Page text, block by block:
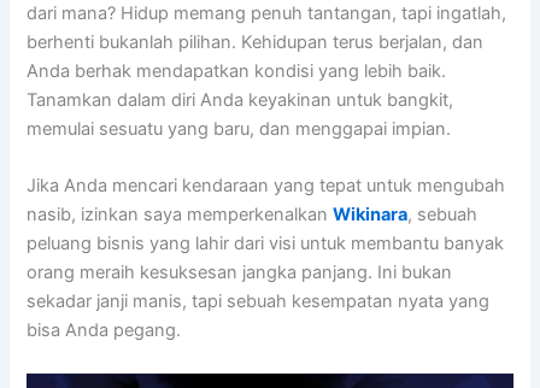
dari mana? Hidup memang penuh tantangan, tapi ingatlah,
berhenti bukanlah pilihan. Kehidupan terus berjalan, dan
Anda berhak mendapatkan kondisi yang lebih baik.
Tanamkan dalam diri Anda keyakinan untuk bangkit,
memulai sesuatu yang baru, dan menggapai impian.
Jika Anda mencari kendaraan yang tepat untuk mengubah
nasib, izinkan saya memperkenalkanWikinara, sebuah
peluang bisnis yang lahir dari visi untuk membantu banyak
orang meraih kesuksesan jangka panjang. Ini bukan
sekadar janji manis, tapi sebuah kesempatan nyata yang
bisa Anda pegang.